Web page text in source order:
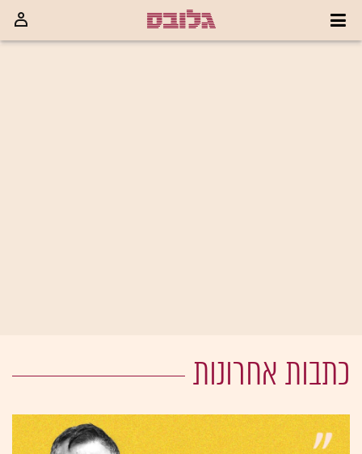
כתבות אחרונות